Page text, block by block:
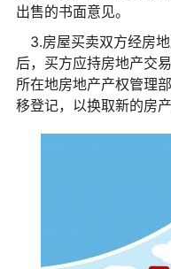
出售的书面意见。
3.房屋买卖双方经房
后，买方应持房地产交
所在地房地产产权管理
移登记，以换取新的房产